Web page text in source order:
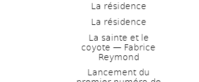
La résidence
La résidence
La sainte et le
coyote — Fabrice
Reymond
Lancement du